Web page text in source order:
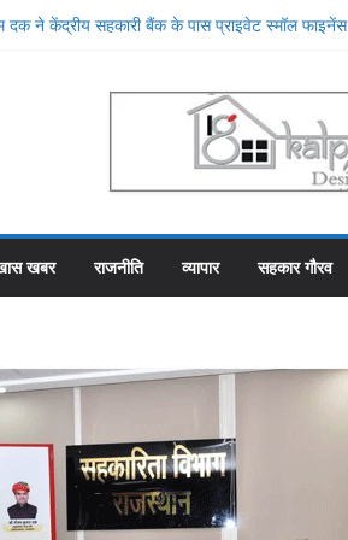
स्थान पर रहे सहकारी भंडार के पास कर्मचारियों को वेतन देने
से फाका काट रहे 31 कर्मचारी
योजना में गड़बड़ी की एक और एजेंसी ने शुरू की जांच
के शीश महल में रोजगार उत्सव और मीडिया मैनेजमेंट
खबर राजनीति व्यापार सहकार गौरव